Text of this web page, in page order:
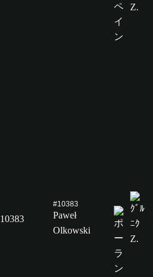
10383
#10383
Paweł
Olkowski